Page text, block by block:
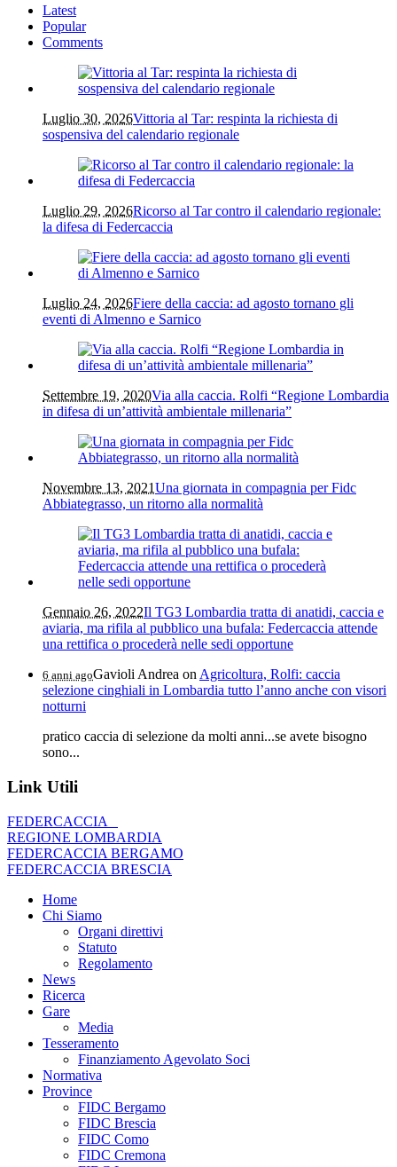
Latest
Popular
Comments
Luglio 30, 2026Vittoria al Tar: respinta la richiesta di
sospensiva del calendario regionale
Luglio 29, 2026Ricorso al Tar contro il calendario regionale:
la difesa di Federcaccia
Luglio 24, 2026Fiere della caccia: ad agosto tornano gli
eventi di Almenno e Sarnico
Settembre 19, 2020Via alla caccia. Rolfi “Regione Lombardia
in difesa di un’attività ambientale millenaria”
Novembre 13, 2021Una giornata in compagnia per Fidc
Abbiategrasso, un ritorno alla normalità
Gennaio 26, 2022Il TG3 Lombardia tratta di anatidi, caccia e
aviaria, ma rifila al pubblico una bufala: Federcaccia attende
una rettifica o procederà nelle sedi opportune
6 anni agoGavioli Andrea on Agricoltura, Rolfi: caccia
selezione cinghiali in Lombardia tutto l’anno anche con visori
notturni
pratico caccia di selezione da molti anni...se avete bisogno
sono...
Link Utili
FEDERCACCIA
REGIONE LOMBARDIA
FEDERCACCIA BERGAMO
FEDERCACCIA BRESCIA
Home
Chi Siamo
Organi direttivi
Statuto
Regolamento
News
Ricerca
Gare
Media
Tesseramento
Finanziamento Agevolato Soci
Normativa
Province
FIDC Bergamo
FIDC Brescia
FIDC Como
FIDC Cremona